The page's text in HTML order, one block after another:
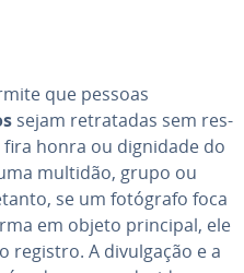
que pessoas
sejam re­tra­ta­das sem res­
honra ou dignidade do
multidão, grupo ou
se um fotógrafo foca
em objeto principal, ele
registro. A di­vul­ga­ção e a